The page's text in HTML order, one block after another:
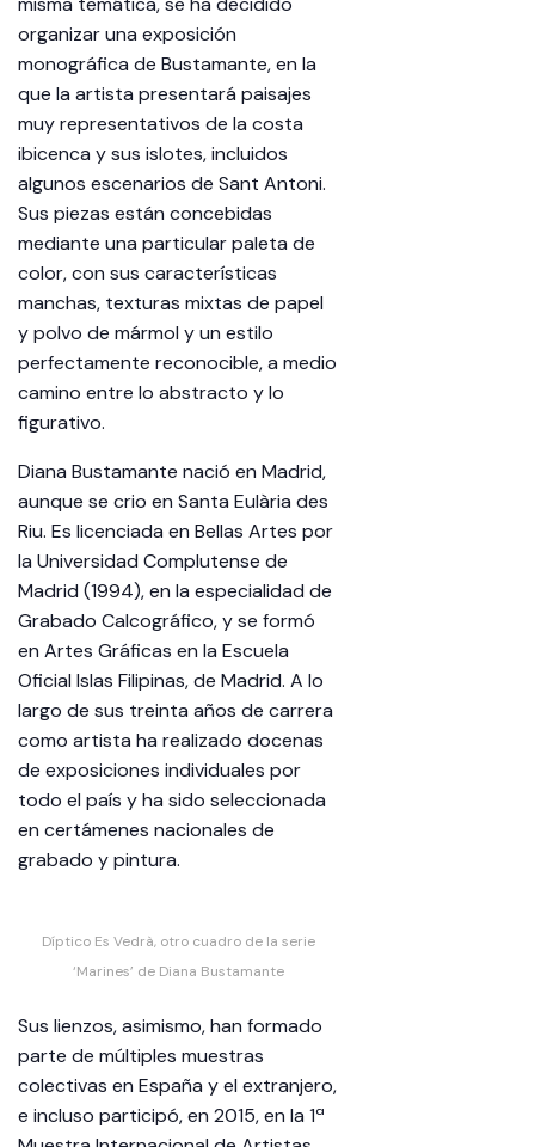
organizar una exposición
monográfica de Bustamante, en la
que la artista presentará paisajes
muy representativos de la costa
ibicenca y sus islotes, incluidos
algunos escenarios de Sant Antoni.
Sus piezas están concebidas
mediante una particular paleta de
color, con sus características
manchas, texturas mixtas de papel
y polvo de mármol y un estilo
perfectamente reconocible, a medio
camino entre lo abstracto y lo
figurativo.
Diana Bustamante nació en Madrid,
aunque se crio en Santa Eulària des
Riu. Es licenciada en Bellas Artes por
la Universidad Complutense de
Madrid (1994), en la especialidad de
Grabado Calcográfico, y se formó
en Artes Gráficas en la Escuela
Oficial Islas Filipinas, de Madrid. A lo
largo de sus treinta años de carrera
como artista ha realizado docenas
de exposiciones individuales por
todo el país y ha sido seleccionada
en certámenes nacionales de
grabado y pintura.
Díptico Es Vedrà, otro cuadro de la serie
‘Marines’ de Diana Bustamante
Sus lienzos, asimismo, han formado
parte de múltiples muestras
colectivas en España y el extranjero,
e incluso participó, en 2015, en la 1ª